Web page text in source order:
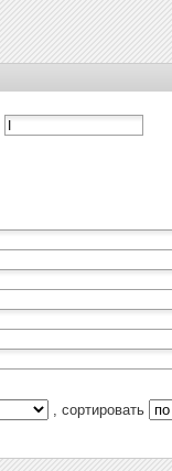
, сортировать